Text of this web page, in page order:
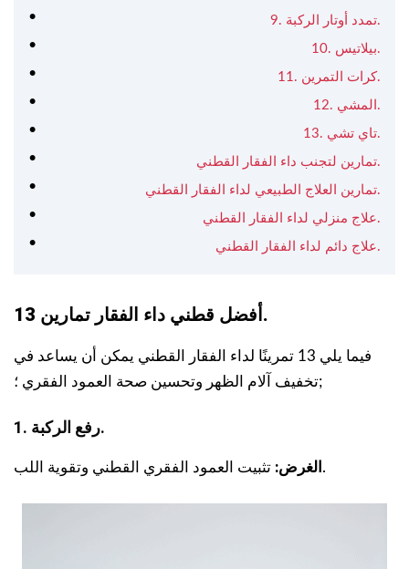
9. تمدد أوتار الركبة.
10. بيلاتيس.
11. كرات التمرين.
12. المشي.
13. تاي تشي.
تمارين لتجنب داء الفقار القطني.
تمارين العلاج الطبيعي لداء الفقار القطني.
علاج منزلي لداء الفقار القطني.
علاج دائم لداء الفقار القطني.
13 أفضل قطني داء الفقار تمارين .
فيما يلي 13 تمرينًا لداء الفقار القطني يمكن أن يساعد في
تخفيف آلام الظهر وتحسين صحة العمود الفقري ؛;
1. رفع الركبة.
الغرض: تثبيت العمود الفقري القطني وتقوية اللب.